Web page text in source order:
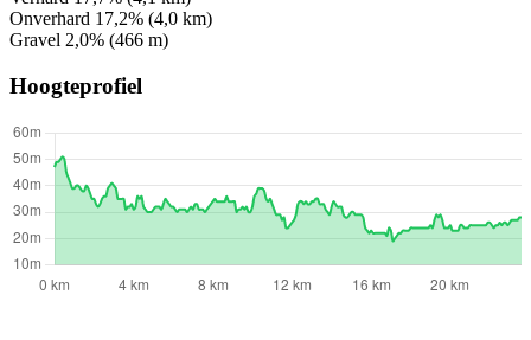
Onverhard 17,2% (4,0 km)
Gravel 2,0% (466 m)
Hoogteprofiel